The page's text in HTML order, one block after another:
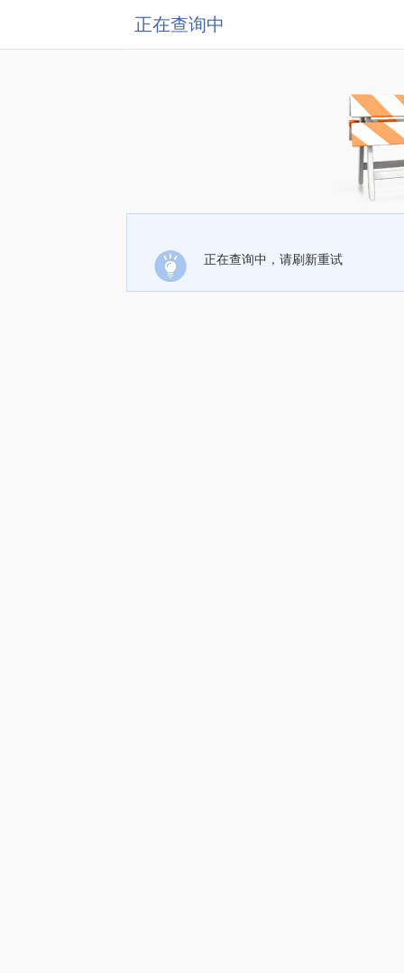
正在查询中
正在查询中，请刷新重试